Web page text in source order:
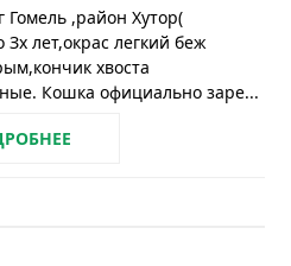
Гомель ,район Хутор(
лет,окрас легкий беж
хвоста
Кошка официально заре...